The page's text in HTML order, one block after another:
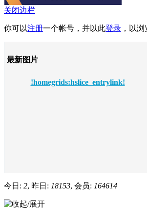
关闭边栏
你可以注册一个帐号，并以此登录 ，以
最新图片
!homegrids:hslice_entrylink!
今日: 2, 昨日: 18153, 会员: 164614